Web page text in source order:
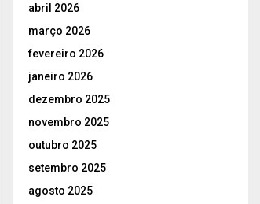
abril 2026
março 2026
fevereiro 2026
janeiro 2026
dezembro 2025
novembro 2025
outubro 2025
setembro 2025
agosto 2025